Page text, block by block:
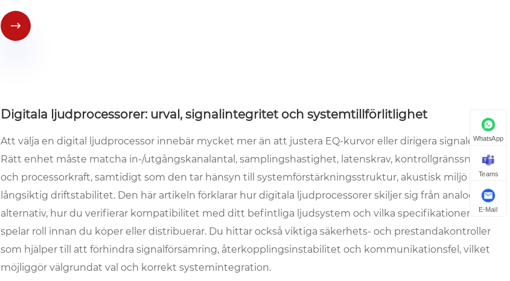

Digitala ljudprocessorer: urval, signalintegritet och systemtillförlitlighet
Att välja en digital ljudprocessor innebär mycket mer än att justera EQ-kurvor eller dirigera signaler.
Rätt enhet måste matcha in-/utgångskanalantal, samplingshastighet, latenskrav, kontrollgränssnitt
och processorkraft, samtidigt som den tar hänsyn till systemförstärkningsstruktur, akustisk miljö och
långsiktig driftstabilitet. Den här artikeln förklarar hur digitala ljudprocessorer skiljer sig från analoga
alternativ, hur du verifierar kompatibilitet med ditt befintliga ljudsystem och vilka specifikationer som
spelar roll innan du köper eller distribuerar. Du hittar också viktiga säkerhets- och prestandakontroller
som hjälper till att förhindra signalförsämring, återkopplingsinstabilitet och kommunikationsfel, vilket
möjliggör välgrundat val och korrekt systemintegration.
WhatsApp
Teams
E-Mail